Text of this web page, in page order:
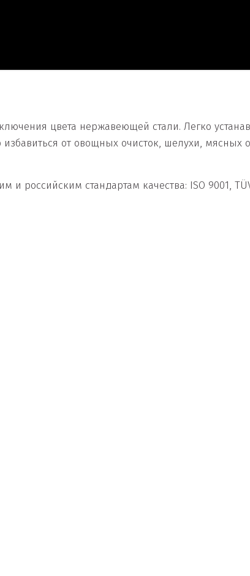
цвета нержавеющей стали. Легко
от овощных очисток, шелухи, мясных
стандартам качества: ISO 9001, TÜV